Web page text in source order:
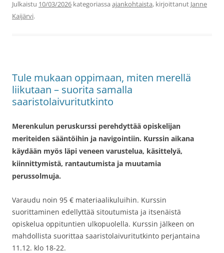
Julkaistu 10/03/2026 kategoriassa ajankohtaista, kirjoittanut Janne
Kaijärvi.
Tule mukaan oppimaan, miten merellä
liikutaan – suorita samalla
saaristolaivuritutkinto
Merenkulun peruskurssi perehdyttää opiskelijan
meriteiden sääntöihin ja navigointiin. Kurssin aikana
käydään myös läpi veneen varustelua, käsittelyä,
kiinnittymistä, rantautumista ja muutamia
perussolmuja.
Varaudu noin 95 € materiaalikuluihin. Kurssin
suorittaminen edellyttää sitoutumista ja itsenäistä
opiskelua oppituntien ulkopuolella. Kurssin jälkeen on
mahdollista suorittaa saaristolaivuritutkinto perjantaina
11.12. klo 18-22.